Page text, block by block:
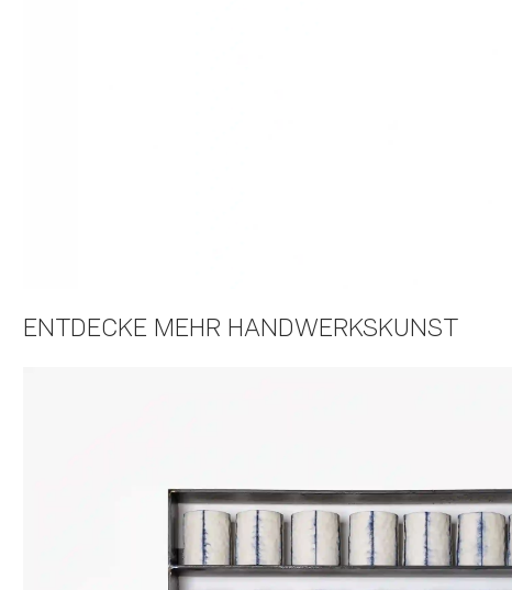
ENTDECKE MEHR HANDWERKSKUNST